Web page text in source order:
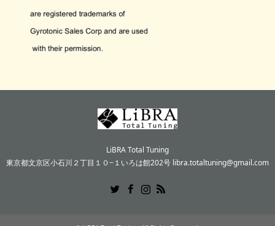
LiBRA Total Tuning
東京都文京区小石川２丁目１０−１いろは館202号 libra.totaltuning@gmail.com